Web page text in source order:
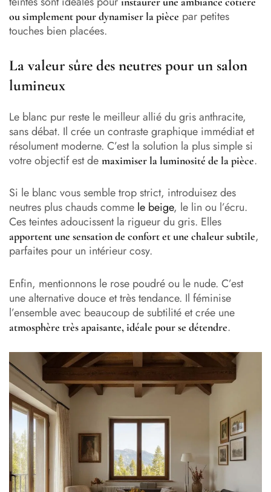
ou simplement pour dynamiser la pièce par petites
touches bien placées.
La valeur sûre des neutres pour un salon
lumineux
Le blanc pur reste le meilleur allié du gris anthracite,
sans débat. Il crée un contraste graphique immédiat et
résolument moderne. C’est la solution la plus simple si
votre objectif est de maximiser la luminosité de la pièce.
Si le blanc vous semble trop strict, introduisez des
neutres plus chauds comme le beige, le lin ou l’écru.
Ces teintes adoucissent la rigueur du gris. Elles
apportent une sensation de confort et une chaleur subtile,
parfaites pour un intérieur cosy.
Enfin, mentionnons le rose poudré ou le nude. C’est
une alternative douce et très tendance. Il féminise
l’ensemble avec beaucoup de subtilité et crée une
atmosphère très apaisante, idéale pour se détendre.